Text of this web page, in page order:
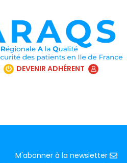
DEVENIR ADHÉRENT
M'abonner à la newsletter